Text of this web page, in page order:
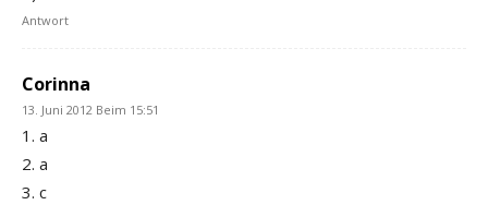
Antwort
Corinna
13. Juni 2012 Beim 15:51
1. a
2. a
3. c